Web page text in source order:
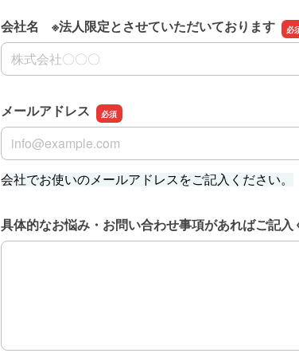
会社名 ※法人限定とさせていただいております
会社名 ※法人限定とさせていただいております
メールアドレス
メールアドレス
会社でお使いのメールアドレスをご記入ください。
具体的なお悩み・お問い合わせ事項があればご記入
具体的なお悩み・お問い合わせ事項があればご記入